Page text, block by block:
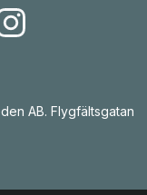
AB. Flygfältsgatan